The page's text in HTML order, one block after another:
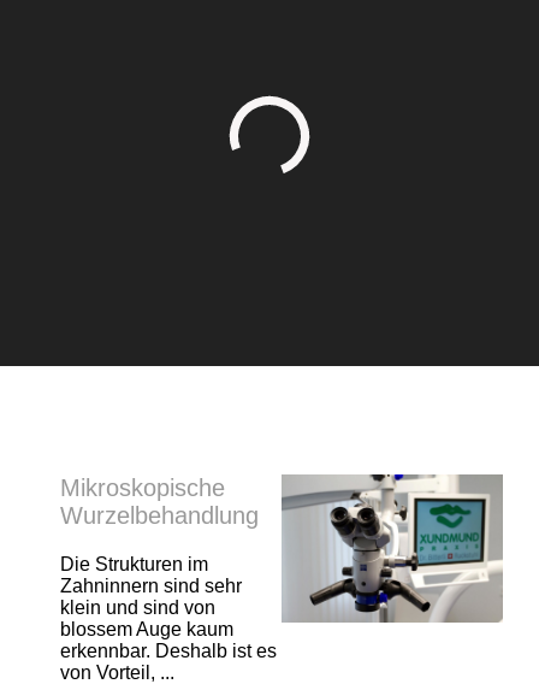
Mikroskopische
Wurzelbehandlung
Die Strukturen im
Zahninnern sind sehr
klein und sind von
blossem Auge kaum
erkennbar. Deshalb ist es
von Vorteil, ...